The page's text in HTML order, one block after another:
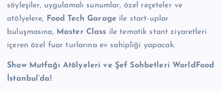
söyleşiler, uygulamalı sunumlar, özel reçeteler ve
atölyelere,
Food Tech Garage ile start-uplar
buluşmasına, Master Class ile tematik stant ziyaretleri
içeren özel fuar turlarına ev sahipliği yapacak.
Show Mutfağı Atölyeleri ve Şef Sohbetleri WorldFood
İstanbul’da!